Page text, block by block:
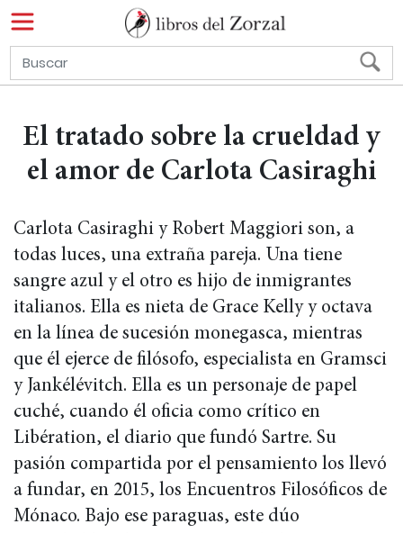
El tratado sobre la crueldad y
el amor de Carlota Casiraghi
Carlota Casiraghi y Robert Maggiori son, a
todas luces, una extraña pareja. Una tiene
sangre azul y el otro es hijo de inmigrantes
italianos. Ella es nieta de Grace Kelly y octava
en la línea de sucesión monegasca, mientras
que él ejerce de filósofo, especialista en Gramsci
y Jankélévitch. Ella es un personaje de papel
cuché, cuando él oficia como crítico en
Libération, el diario que fundó Sartre. Su
pasión compartida por el pensamiento los llevó
a fundar, en 2015, los Encuentros Filosóficos de
Mónaco. Bajo ese paraguas, este dúo